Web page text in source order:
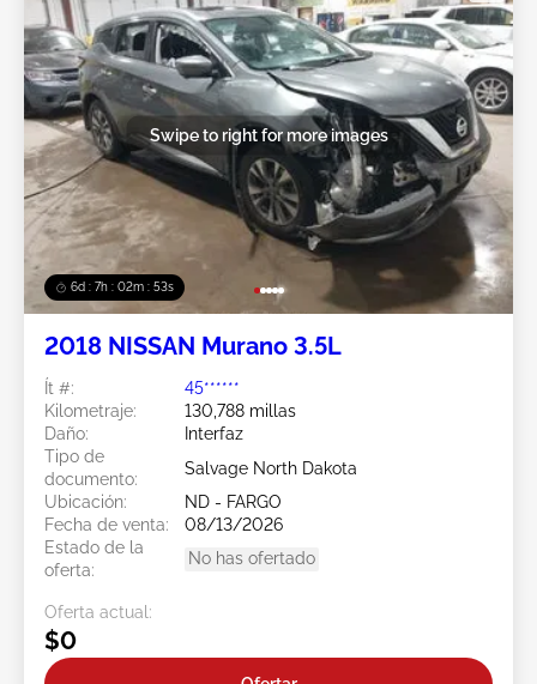
6d : 7h : 02m : 50s
Swipe to right for more images
2018 NISSAN Murano 3.5L
Ít #:
45******
Kilometraje:
130,788 millas
Daño:
Interfaz
Tipo de
documento:
Salvage North Dakota
Ubicación:
ND - FARGO
Fecha de venta:
08/13/2026
Estado de la
oferta:
No has ofertado
Oferta actual:
$0